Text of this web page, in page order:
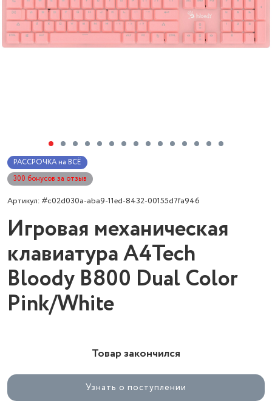
РАССРОЧКА на ВСЁ
300 бонусов за отзыв
Артикул: #c02d030a-aba9-11ed-8432-00155d7fa946
Игровая механическая
клавиатура A4Tech
Bloody B800 Dual Color
Pink/White
Товар закончился
Узнать о поступлении